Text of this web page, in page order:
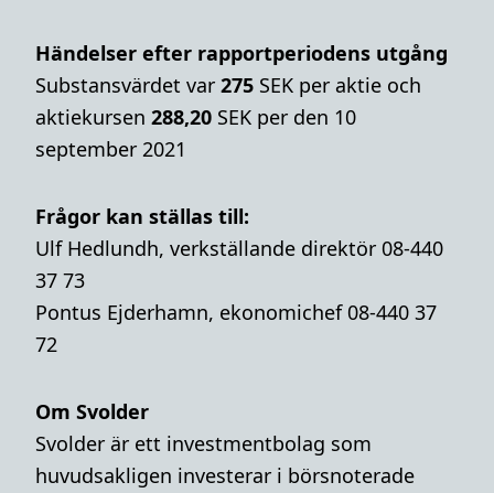
Händelser efter rapportperiodens utgång
Substansvärdet var 275 SEK per aktie och
aktiekursen 288,20 SEK per den 10
september 2021
Frågor kan ställas till:
Ulf Hedlundh, verkställande direktör 08-440
37 73
Pontus Ejderhamn, ekonomichef 08-440 37
72
Om Svolder
Svolder är ett investmentbolag som
huvudsakligen investerar i börsnoterade